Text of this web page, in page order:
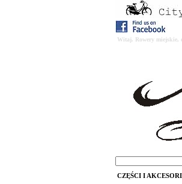
Witaj. Rowery miejskie,
CZĘŚCI I